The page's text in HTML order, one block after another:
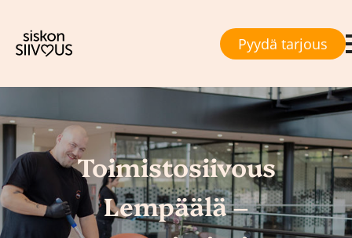
Pyydä tarjous
Toimistosiivous
Lempäälä –